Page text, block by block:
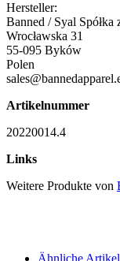
Hersteller:
Banned / Syal
Wrocławska 31
55-095 Byków
Polen
Artikelnummer
20220014.4
Links
Weitere Produkte von
Ähnliche Artikel